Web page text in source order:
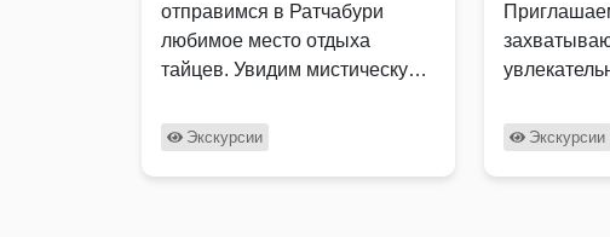
отправимся в Ратчабури
любимое место отдыха
тайцев. Увидим мистическую
образами и посетим …
Экскурсии
самым …
Экскурсии